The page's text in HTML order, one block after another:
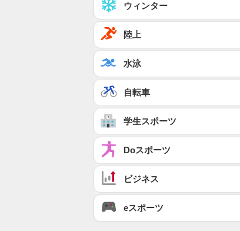
ウィンター
陸上
水泳
自転車
学生スポーツ
Doスポーツ
ビジネス
eスポーツ